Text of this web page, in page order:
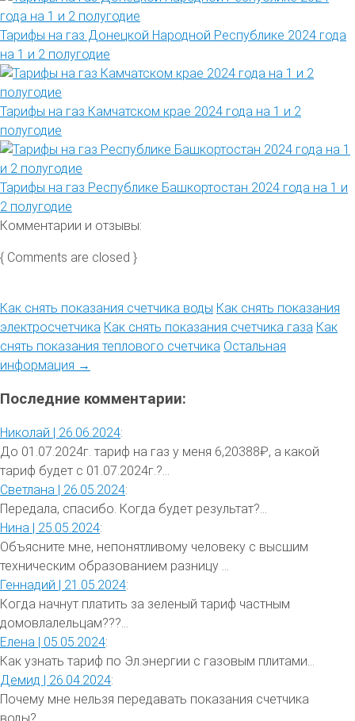
Тарифы на газ Донецкой Народной Республике 2024 года
на 1 и 2 полугодие
Тарифы на газ Камчатском крае 2024 года на 1 и 2
полугодие
Тарифы на газ Республике Башкортостан 2024 года на 1 и
2 полугодие
Комментарии и отзывы:
{ Comments are closed }
Как снять показания счетчика воды Как снять показания
электросчетчика Как снять показания счетчика газа Как
снять показания теплового счетчика Остальная
информация →
Последние комментарии:
Николай | 26.06.2024:
До 01.07.2024г. тариф на газ у меня 6,20388₽, а какой
тариф будет с 01.07.2024г.?...
Светлана | 26.05.2024:
Передала, спасибо. Когда будет результат?...
Нина | 25.05.2024:
Объясните мне, непонятливому человеку с высшим
техническим образованием разницу ...
Геннадий | 21.05.2024:
Когда начнут платить за зеленый тариф частным
домовлалельцам???...
Елена | 05.05.2024:
Как узнать тариф по Эл.энергии с газовым плитами...
Демид | 26.04.2024:
Почему мне нельзя передавать показания счетчика